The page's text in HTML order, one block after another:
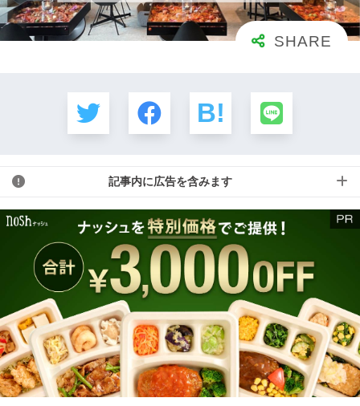
記事内に広告を含みます